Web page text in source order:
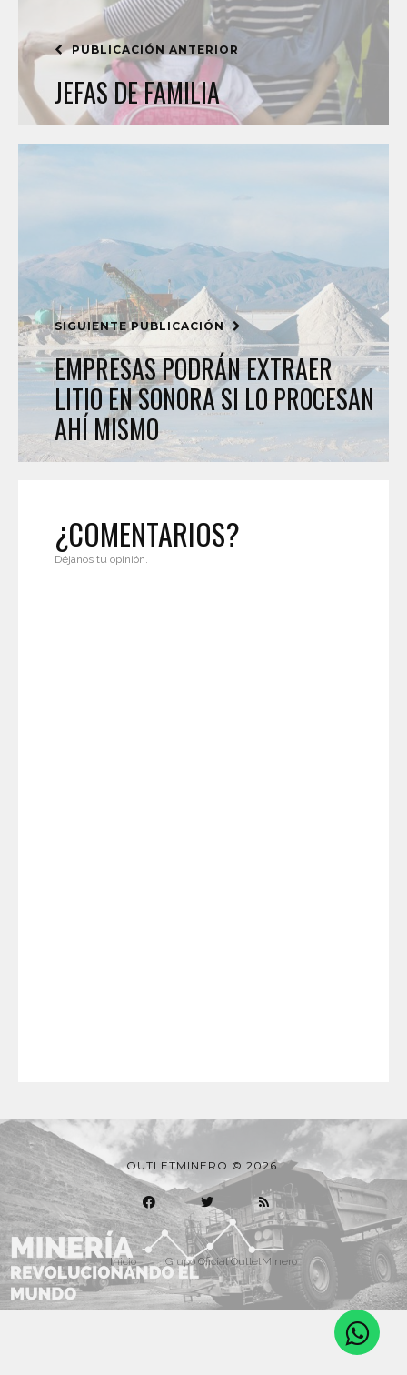
PUBLICACIÓN ANTERIOR
JEFAS DE FAMILIA
SIGUIENTE PUBLICACIÓN
EMPRESAS PODRÁN EXTRAER
LITIO EN SONORA SI LO PROCESAN
AHÍ MISMO
¿COMENTARIOS?
Déjanos tu opinión.
OUTLETMINERO © 2026.
Inicio Grupo Oficial OutletMinero